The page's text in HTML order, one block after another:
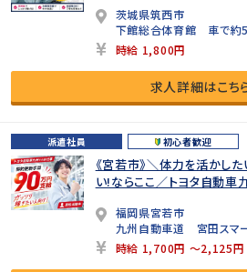
茨城県筑西市
下館総合体育館 車で約
時給 1,800円
求人詳細はこち
派遣社員 初心者歓迎
《宮若市》＼体力を活かし
い!ならここ／トヨタ自動車
福岡県宮若市
九州自動車道 宮田スマ
時給 1,700円 ～2,125円